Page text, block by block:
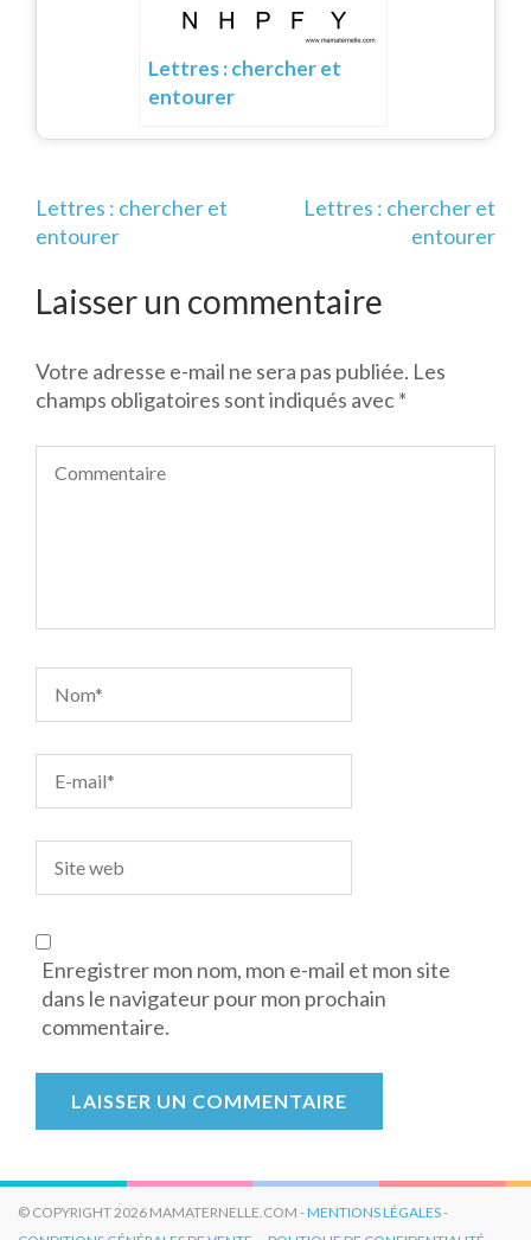
Lettres : chercher et
entourer
Navigation
de
Lettres : chercher et
entourer
Lettres : chercher et
entourer
Laisser un commentaire
Votre adresse e-mail ne sera pas publiée. Les
champs obligatoires sont indiqués avec*
Enregistrer mon nom, mon e-mail et mon site
dans le navigateur pour mon prochain
commentaire.
© COPYRIGHT 2026 MAMATERNELLE.COM -MENTIONS LÉGALES-